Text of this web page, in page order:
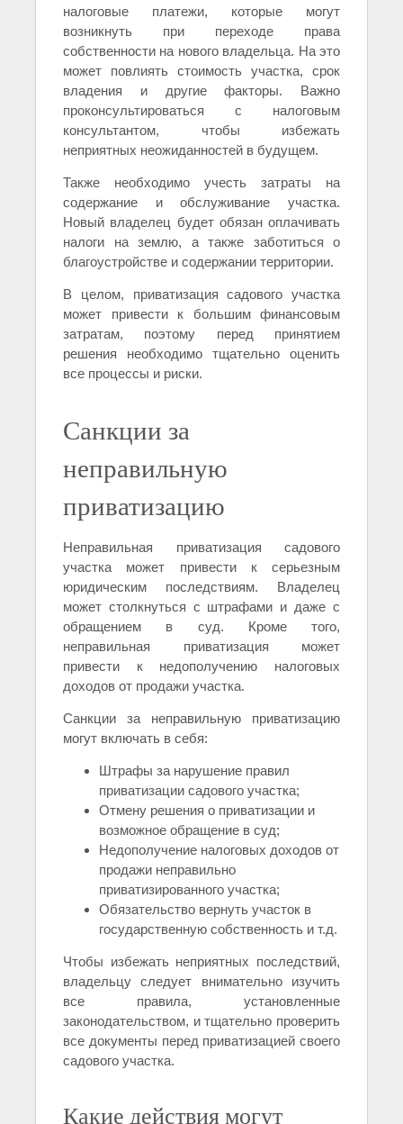
налоговые платежи, которые могут
возникнуть при переходе права
собственности на нового владельца. На это
может повлиять стоимость участка, срок
владения и другие факторы. Важно
проконсультироваться с налоговым
консультантом, чтобы избежать
неприятных неожиданностей в будущем.
Также необходимо учесть затраты на
содержание и обслуживание участка.
Новый владелец будет обязан оплачивать
налоги на землю, а также заботиться о
благоустройстве и содержании территории.
В целом, приватизация садового участка
может привести к большим финансовым
затратам, поэтому перед принятием
решения необходимо тщательно оценить
все процессы и риски.
Санкции за
неправильную
приватизацию
Неправильная приватизация садового
участка может привести к серьезным
юридическим последствиям. Владелец
может столкнуться с штрафами и даже с
обращением в суд. Кроме того,
неправильная приватизация может
привести к недополучению налоговых
доходов от продажи участка.
Санкции за неправильную приватизацию
могут включать в себя:
Штрафы за нарушение правил
приватизации садового участка;
Отмену решения о приватизации и
возможное обращение в суд;
Недополучение налоговых доходов от
продажи неправильно
приватизированного участка;
Обязательство вернуть участок в
государственную собственность и т.д.
Чтобы избежать неприятных последствий,
владельцу следует внимательно изучить
все правила, установленные
законодательством, и тщательно проверить
все документы перед приватизацией своего
садового участка.
Какие действия могут